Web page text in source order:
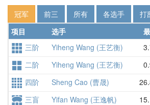
冠军 前三 所有 各选手
打
项目
选手
三阶
Yiheng Wang (王艺衡)
二阶 Yiheng Wang (王艺衡)
四阶 Sheng Cao (曹晟)
三盲 Yifan Wang (王逸帆)